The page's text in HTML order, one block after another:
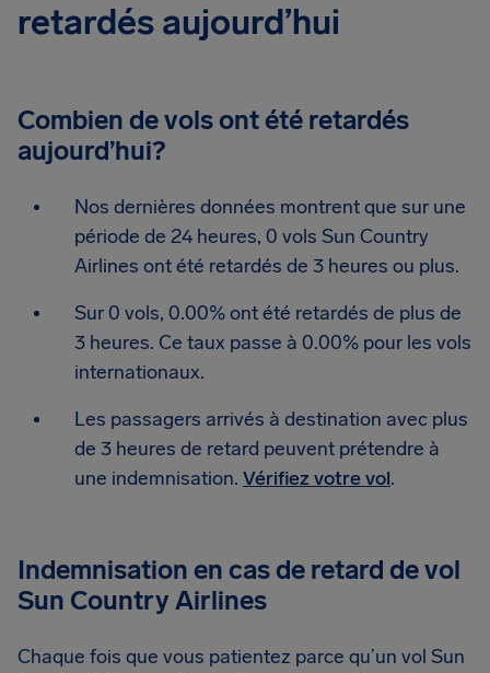
retardés aujourd’hui
Combien de vols ont été retardés
aujourd’hui?
Nos dernières données montrent que sur une
période de 24 heures, 0 vols Sun Country
Airlines ont été retardés de 3 heures ou plus.
Sur 0 vols, 0.00% ont été retardés de plus de
3 heures. Ce taux passe à 0.00% pour les vols
internationaux.
Les passagers arrivés à destination avec plus
de 3 heures de retard peuvent prétendre à
une indemnisation. Vérifiez votre vol.
Indemnisation en cas de retard de vol
Sun Country Airlines
Chaque fois que vous patientez parce qu’un vol Sun